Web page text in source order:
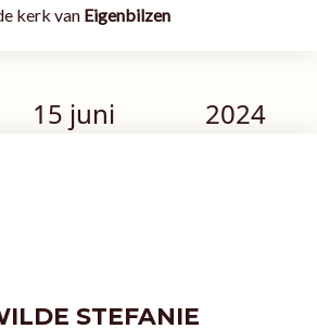
kerk van Eigenbilzen
15 juni 2024
STEFANIE